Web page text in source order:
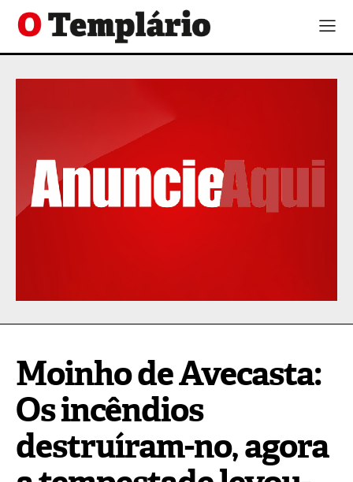
Moinho de Avecasta:
Os incêndios
destruíram-no, agora